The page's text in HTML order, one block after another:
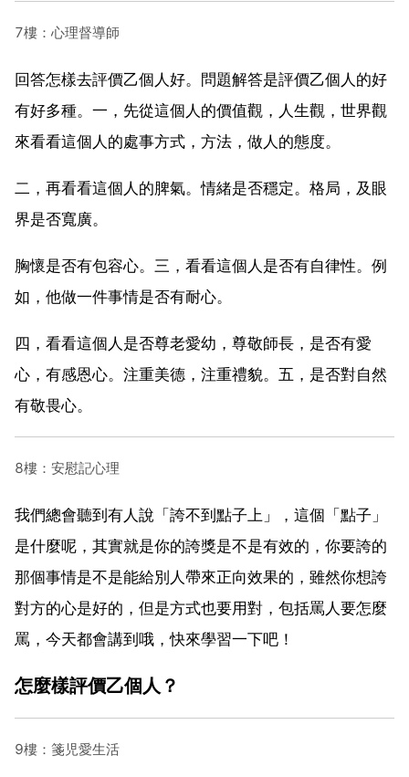
7樓：心理督導師
回答怎樣去評價乙個人好。問題解答是評價乙個人的好
有好多種。一，先從這個人的價值觀，人生觀，世界觀
來看看這個人的處事方式，方法，做人的態度。
二，再看看這個人的脾氣。情緒是否穩定。格局，及眼
界是否寬廣。
胸懷是否有包容心。三，看看這個人是否有自律性。例
如，他做一件事情是否有耐心。
四，看看這個人是否尊老愛幼，尊敬師長，是否有愛
心，有感恩心。注重美德，注重禮貌。五，是否對自然
有敬畏心。
8樓：安慰記心理
我們總會聽到有人說「誇不到點子上」，這個「點子」
是什麼呢，其實就是你的誇獎是不是有效的，你要誇的
那個事情是不是能給別人帶來正向效果的，雖然你想誇
對方的心是好的，但是方式也要用對，包括罵人要怎麼
罵，今天都會講到哦，快來學習一下吧！
怎麼樣評價乙個人？
9樓：箋児愛生活